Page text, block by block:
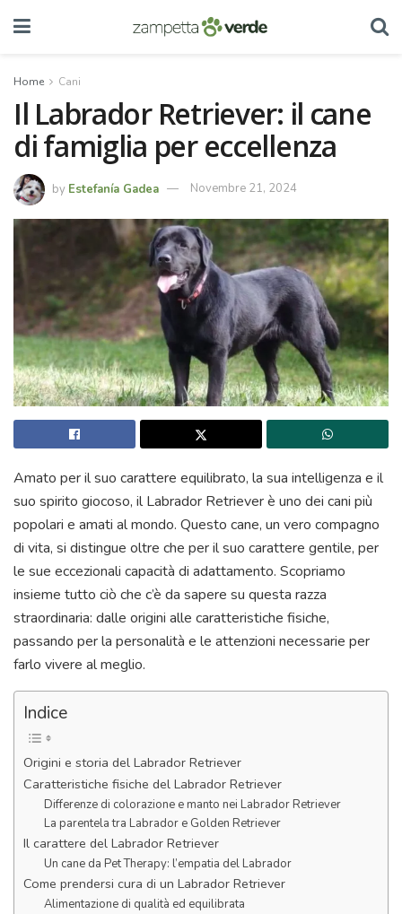
Home Cani
Il Labrador Retriever: il cane
di famiglia per eccellenza
by Estefanía Gadea Novembre 21, 2024
Amato per il suo carattere equilibrato, la sua intelligenza e il
suo spirito giocoso, il Labrador Retriever è uno dei cani più
popolari e amati al mondo. Questo cane, un vero compagno
di vita, si distingue oltre che per il suo carattere gentile, per
le sue eccezionali capacità di adattamento. Scopriamo
insieme tutto ciò che c’è da sapere su questa razza
straordinaria: dalle origini alle caratteristiche fisiche,
passando per la personalità e le attenzioni necessarie per
farlo vivere al meglio.
Indice
Origini e storia del Labrador Retriever
Caratteristiche fisiche del Labrador Retriever
Differenze di colorazione e manto nei Labrador Retriever
La parentela tra Labrador e Golden Retriever
Il carattere del Labrador Retriever
Un cane da Pet Therapy: l’empatia del Labrador
Come prendersi cura di un Labrador Retriever
Alimentazione di qualità ed equilibrata